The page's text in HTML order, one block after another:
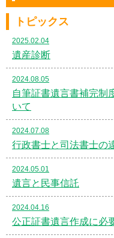
トピックス
2025.02.04
遺産診断
2024.08.05
自筆証書遺言書補完
いて
2024.07.08
行政書士と司法書士の
2024.05.01
遺言と民事信託
2024.04.16
公正証書遺言作成に必